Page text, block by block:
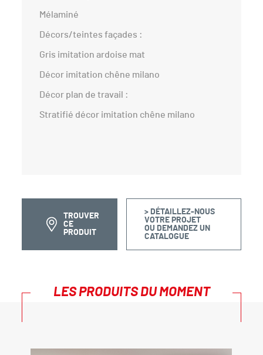
Mélaminé
Décors/teintes façades :
Gris imitation ardoise mat
Décor imitation chêne milano
Décor plan de travail :
Stratifié décor imitation chêne milano
TROUVER
CE
PRODUIT
> DÉTAILLEZ-NOUS
VOTRE PROJET
OU DEMANDEZ UN
CATALOGUE
LES PRODUITS DU MOMENT